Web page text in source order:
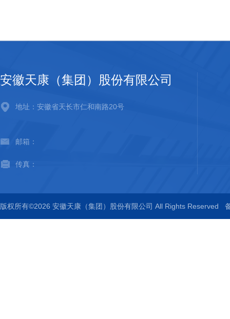
安徽天康（集团）股份有限公司
地址：安徽省天长市仁和南路20号
邮箱：
传真：
版权所有©2026 安徽天康（集团）股份有限公司 All Rights Reserved